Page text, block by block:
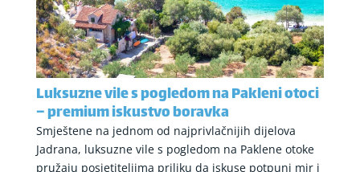
Luksuzne vile s pogledom na Pakleni otoci
– premium iskustvo boravka
Smještene na jednom od najprivlačnijih dijelova
Jadrana, luksuzne vile s pogledom na Paklene otoke
pružaju posjetiteljima priliku da iskuse potpuni mir i